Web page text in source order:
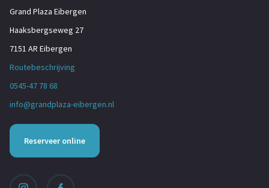
Grand Plaza Eibergen
Haaksbergseweg 27
7151 AR Eibergen
Routebeschrijving
0545-47 78 68
info@grandplaza-eibergen.nl
Reserveer online